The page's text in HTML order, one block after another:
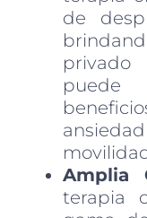
de
privado
Amplia
terapia